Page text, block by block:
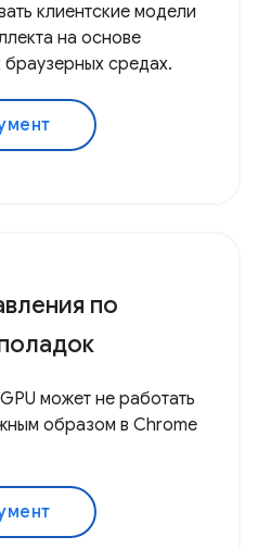
клиентские модели
на основе
средах.
по
может не работать
образом в Chrome